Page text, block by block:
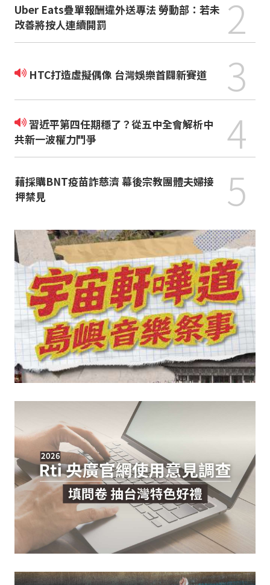
Uber Eats疊單報酬違外送專法 勞動部：若未
改善將按人連續開罰
2
HTC打造虛擬偶像 台灣娛樂首闢新賽道 3
習近平第四任期穩了？從五中全會解析中
共新一波權力鬥爭
4
藉採購BNT疫苗詐慈濟 幕後宗教團體夫婦接
押禁見
5